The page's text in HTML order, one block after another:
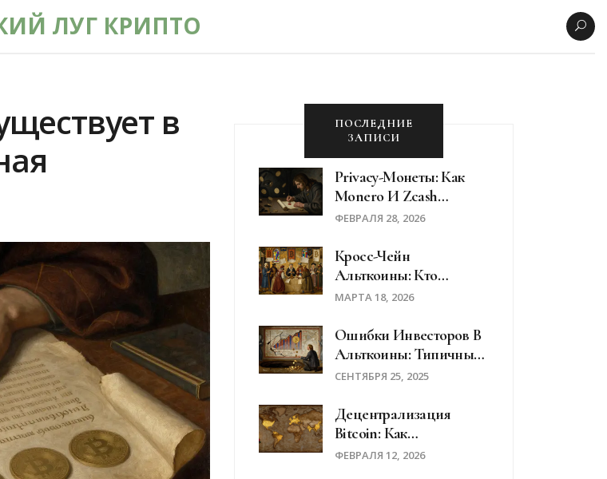
ЛУГ КРИПТО
в
ПОСЛЕДНИЕ
ЗАПИСИ
Privacy-Монеты: Как
Monero И Zcash
Скрывают Транзакции
ФЕВРАЛЯ 28, 2026
Кросс-Чейн
Альткоины: Кто
Выигрывает От
МАРТА 18, 2026
Ошибки Инвесторов В
Альткоины: Типичные
Просчеты И Как Их
СЕНТЯБРЯ 25, 2025
Децентрализация
Bitcoin: Как
Распределены Ноды,
ФЕВРАЛЯ 12, 2026